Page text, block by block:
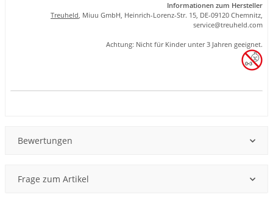
Informationen zum Hersteller
Treuheld, Miuu GmbH, Heinrich-Lorenz-Str. 15, DE-09120 Chemnitz,
service@treuheld.com
Achtung: Nicht für Kinder unter 3 Jahren geeignet.
Bewertungen
Frage zum Artikel